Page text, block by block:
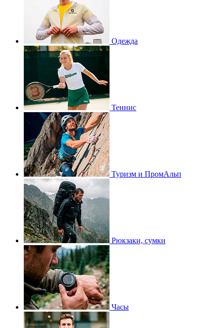
Одежда
Теннис
Туризм и ПромАльп
Рюкзаки, сумки
Часы